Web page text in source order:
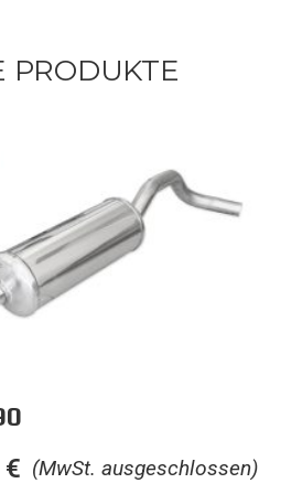
PRODUKTE
(MwSt. ausgeschlossen)
€